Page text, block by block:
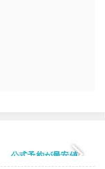
公式予約が最安値